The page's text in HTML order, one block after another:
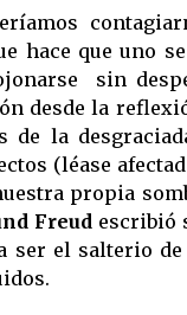
hace que uno
sin
desde la
de la
(léase
propia
Freud escribió
ser el salterio de